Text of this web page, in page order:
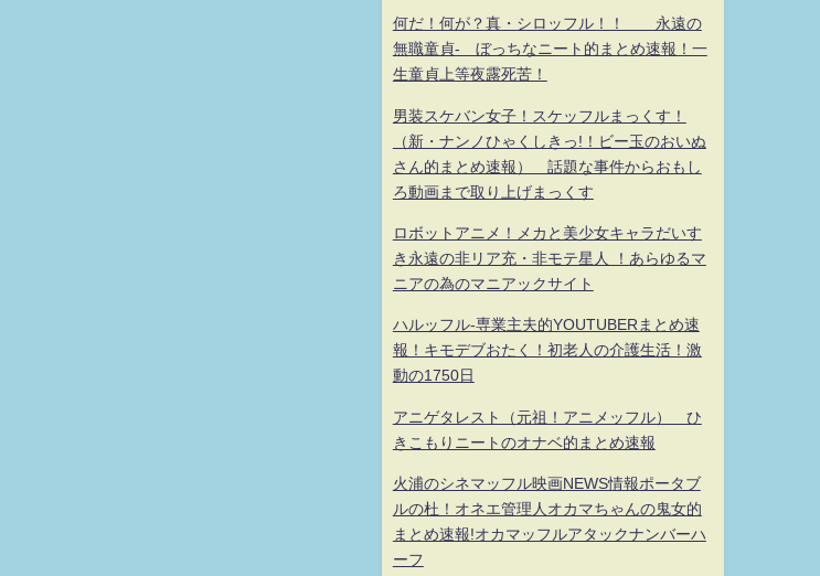
何だ！何が？真・シロッフル！！ 永遠の
無職童貞- ぼっちなニート的まとめ速報！一
生童貞上等夜露死苦！
男装スケバン女子！スケッフルまっくす！
（新・ナンノひゃくしきっ!！ビー玉のおいぬ
さん的まとめ速報） 話題な事件からおもし
ろ動画まで取り上げまっくす
ロボットアニメ！メカと美少女キャラだいす
き永遠の非リア充・非モテ星人 ！あらゆるマ
ニアの為のマニアックサイト
ハルッフル-専業主夫的YOUTUBERまとめ速
報！キモデブおたく！初老人の介護生活！激
動の1750日
アニゲタレスト（元祖！アニメッフル） ひ
きこもりニートのオナベ的まとめ速報
火浦のシネマッフル映画NEWS情報ポータブ
ルの杜！オネエ管理人オカマちゃんの鬼女的
まとめ速報!オカマッフルアタックナンバーハ
ーフ